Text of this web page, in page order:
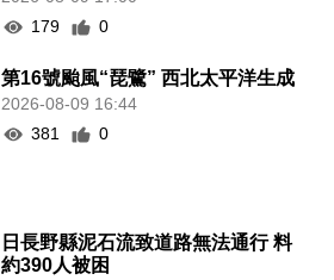
179
0
第16號颱風“琵鷺” 西北太平洋生成
2026-08-09 16:44
381
0
日長野縣泥石流致道路無法通行 料
約390人被困